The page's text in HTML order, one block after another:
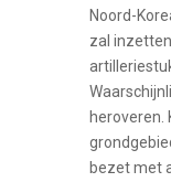
Noord-
zal
heroveren.
bezet met